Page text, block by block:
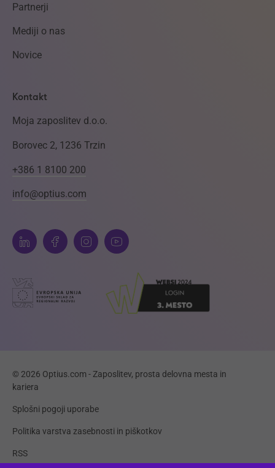
Partnerji
Mediji o nas
Novice
Kontakt
Moja zaposlitev d.o.o.
Borovec 2, 1236 Trzin
+386 1 8100 200
info@optius.com
© 2026 Optius.com - Zaposlitev, prosta delovna mesta in
kariera
Splošni pogoji uporabe
Politika varstva zasebnosti in piškotkov
RSS